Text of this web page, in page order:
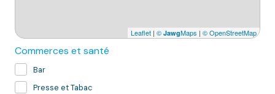
Leaflet | © JawgMaps | © OpenStreetMap
Commerces et santé
Bar
Presse et Tabac